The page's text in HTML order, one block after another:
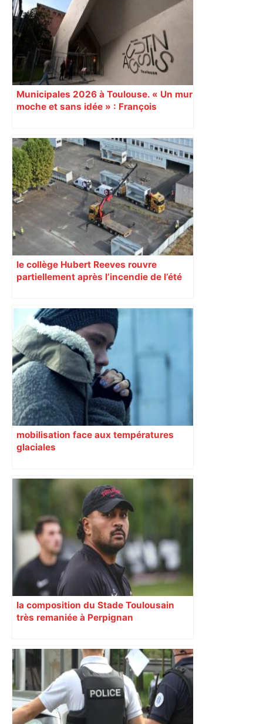
Municipales 2026 à Toulouse. « Un mur
moche et sans idée » : François
Augustins
le collège Hubert Reeves rouvre
partiellement après l’incendie de l’été
mobilisation face aux températures
glaciales
la composition du Stade Toulousain
très remaniée à Perpignan